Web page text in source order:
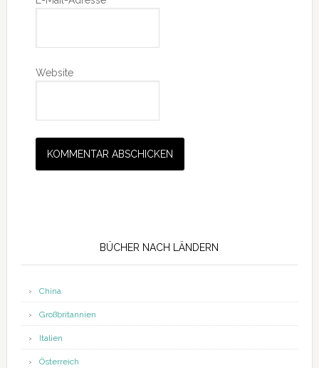
Website
BÜCHER NACH LÄNDERN
China
Großbritannien
Italien
Österreich